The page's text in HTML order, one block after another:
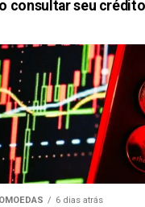
consultar seu
6 dias atrás